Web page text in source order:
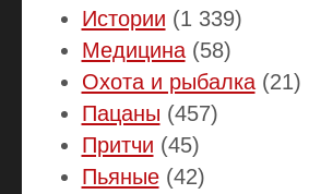
Истории (1 339)
Медицина(58)
Охота и рыбалка(21)
Пацаны (457)
Притчи (45)
Пьяные(42)